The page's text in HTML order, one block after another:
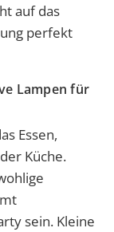
auf das
perfekt
Lampen für
Essen,
Küche.
sein. Kleine